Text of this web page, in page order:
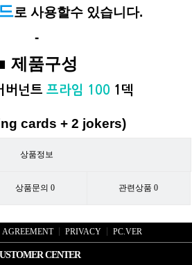
로 사용할수 있습니다.
-
제품구성
버넌트 프라임 100 1 덱
cards + 2 jokers)
상품정보
상품문의0 관련상품0
AGREEMENT PRIVACY PC.VER
CENTER